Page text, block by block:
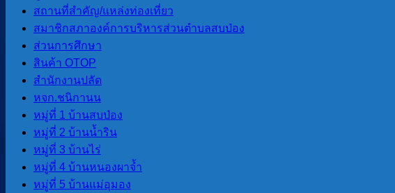
สถานที่สําคัญ/แหล่งท่องเที่ยว
สมาชิกสภาองค์การบริหารส่วนตําบลสบป่อง
ส่วนการศึกษา
สินค้า OTOP
สํานักงานปลัด
หจก.ชนิกานน
หมู่ที่ 1 บ้านสบป่อง
หมู่ที่ 2 บ้านน้ำริน
หมู่ที่ 3 บ้านไร่
หมู่ที่ 4 บ้านหนองผาจ้ำ
หมู่ที่ 5 บ้านแม่อุมอง
13 กรกฎาคม 2026 13 กรกฎาคม 2026
ประชาสัมพันธ์ เรื่อง การสร้างความรู้ความเข้าใจเพื่อป้อง […]
ประชาสัมพันธ์การเลือกตั้งบอร์ดประกันสังคม
10 กรกฎาคม 202610 กรกฎาคม 2026
สปส.พร้อมแล้ว สำหรับการเลือกตั้งบอร์ดประกันสังคม